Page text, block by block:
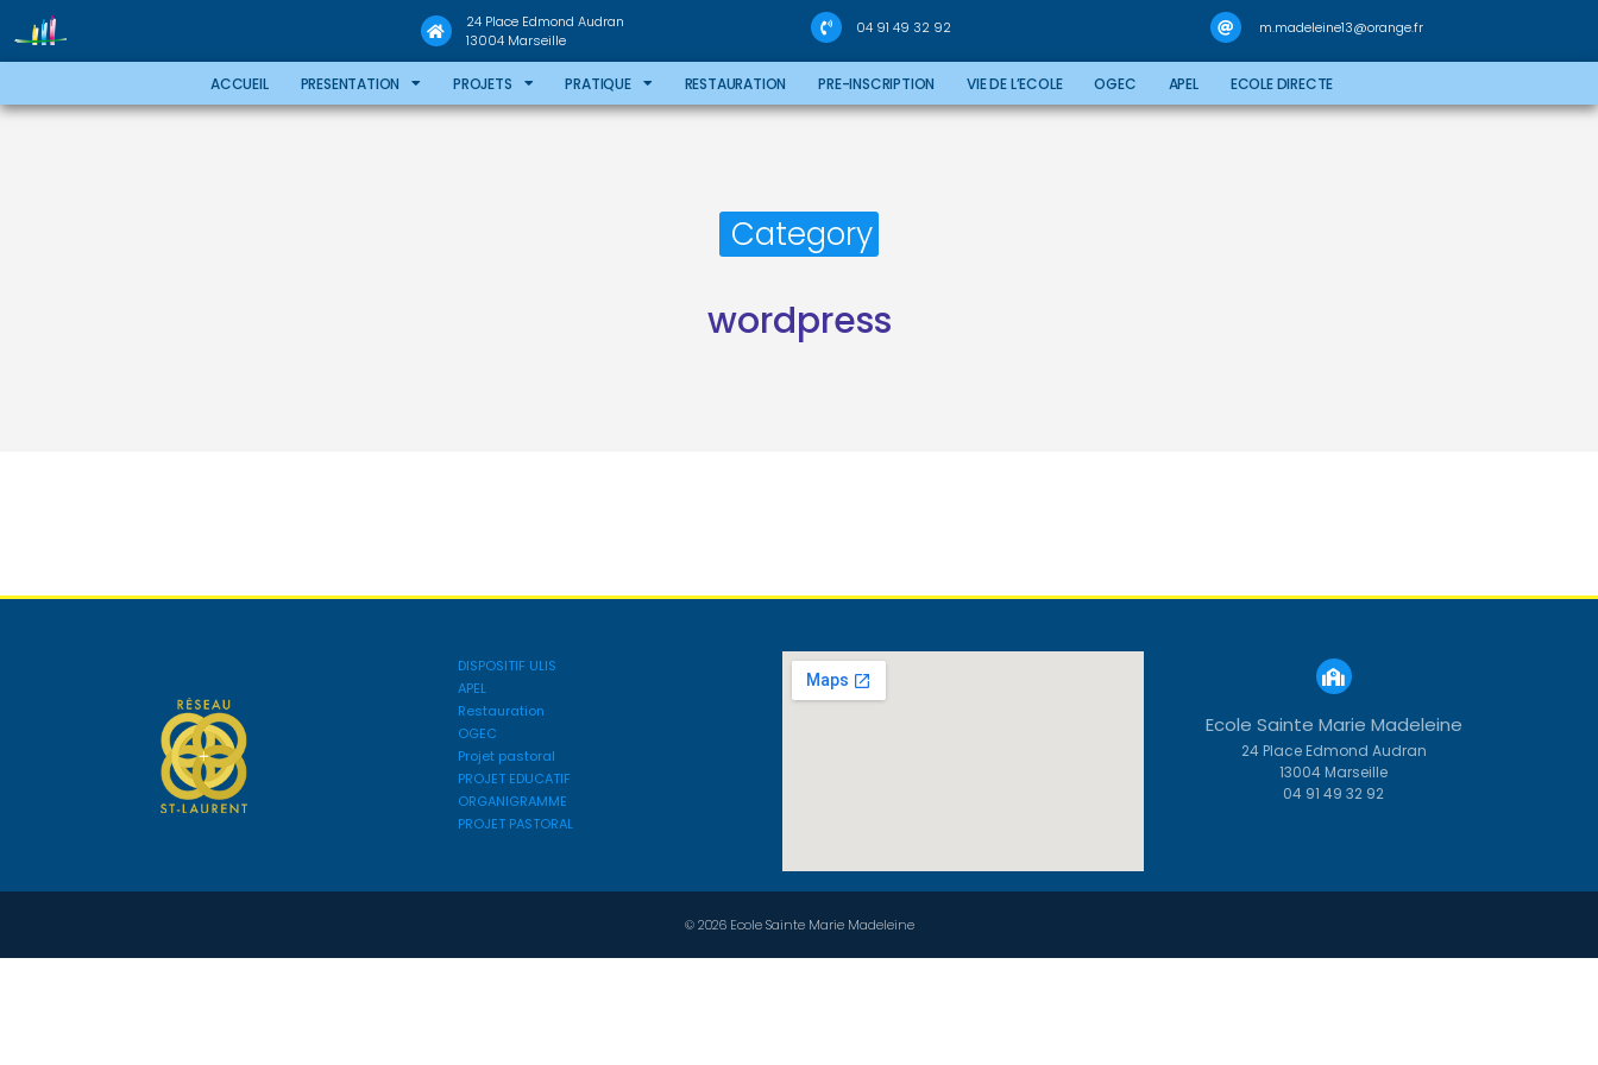
24 Place Edmond Audran
13004 Marseille
04 91 49 32 92 m.madeleine13@orange.fr
ACCUEIL PRESENTATION PROJETS PRATIQUE RESTAURATION PRE-INSCRIPTION VIE DE L’ECOLE OGEC APEL ECOLE DIRECTE
Category
wordpress
DISPOSITIF ULIS
APEL
Restauration
OGEC
Projet pastoral
PROJET EDUCATIF
ORGANIGRAMME
PROJET PASTORAL
Ecole Sainte Marie Madeleine
24 Place Edmond Audran
13004 Marseille
04 91 49 32 92
© 2026 Ecole Sainte Marie Madeleine